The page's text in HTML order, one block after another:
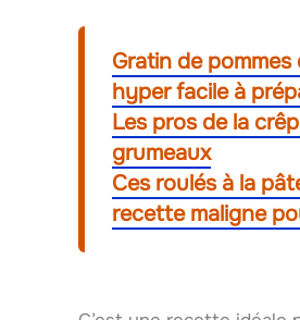
Gratin de
hyper facile à
Les pros de la
grumeaux
Ces roulés à la
recette maligne